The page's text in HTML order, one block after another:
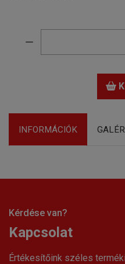
INFORMÁCIÓK
Kérdése van?
Kapcsolat
Értékesítőink széles